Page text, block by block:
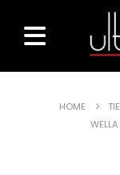
HOME